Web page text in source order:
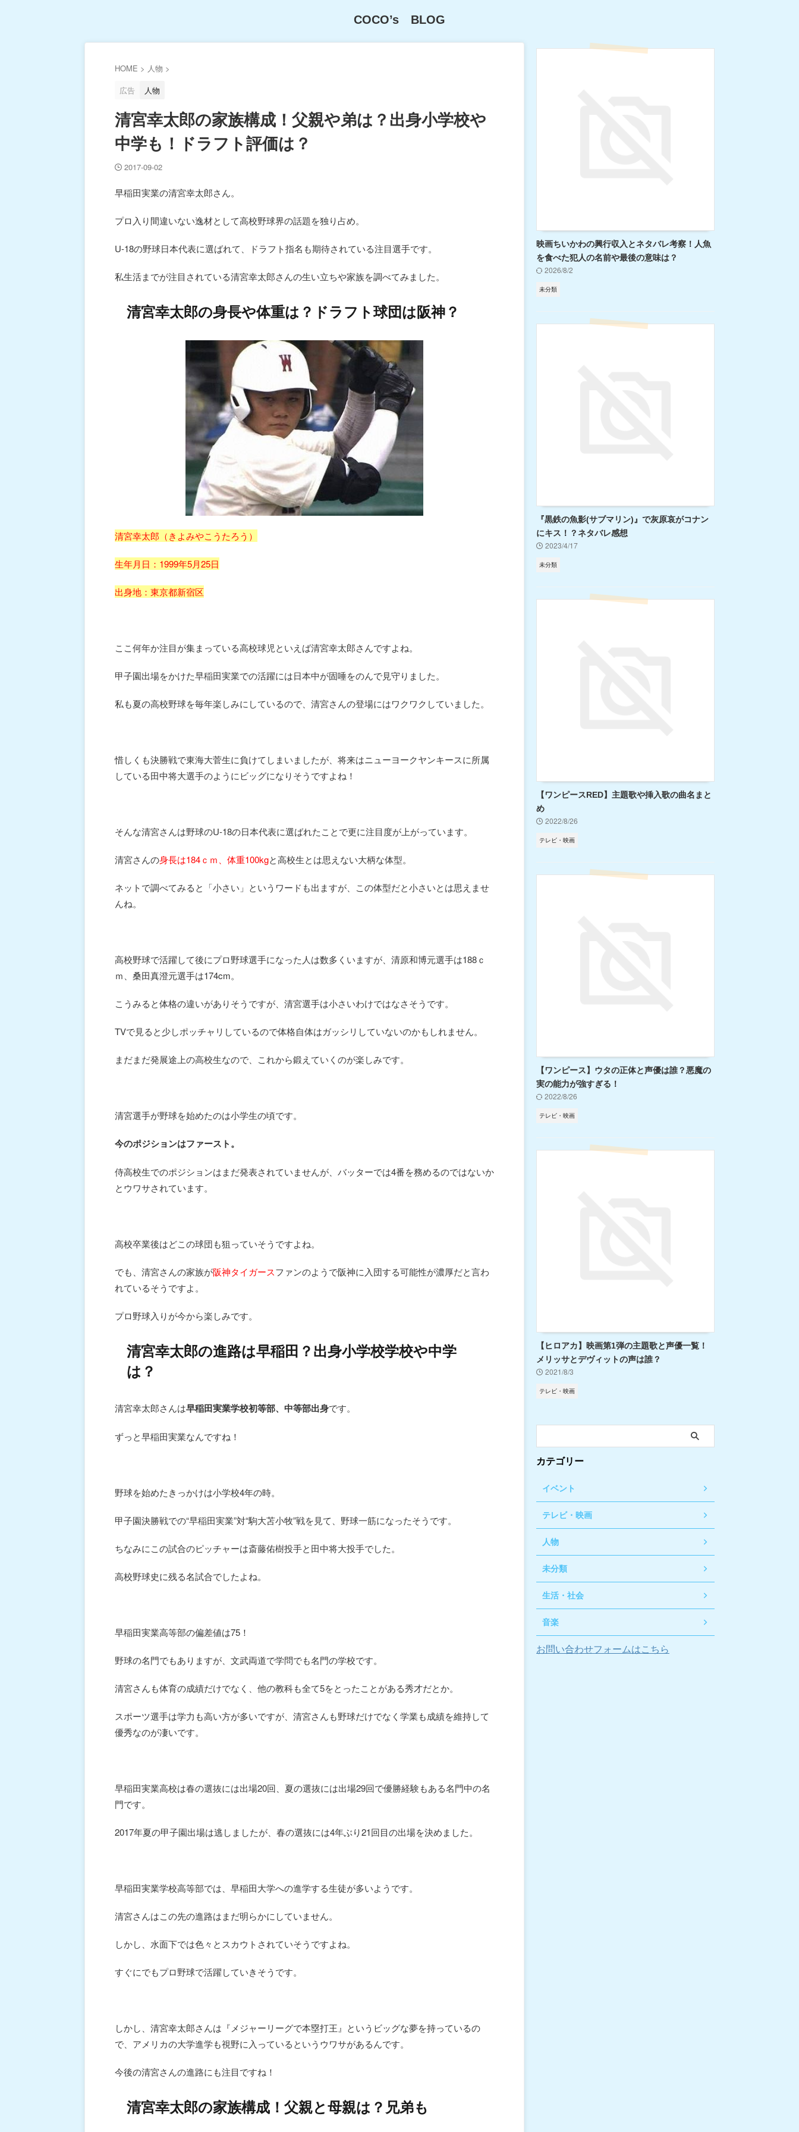
COCO’s BLOG
HOME > 人物 >
広告
人物
清宮幸太郎の家族構成！父親や弟は？出身小学校や
中学も！ドラフト評価は？
2017-09-02
早稲田実業の清宮幸太郎さん。
プロ入り間違いない逸材として高校野球界の話題を独り占め。
U-18の野球日本代表に選ばれて、ドラフト指名も期待されている注目選手です。
私生活までが注目されている清宮幸太郎さんの生い立ちや家族を調べてみました。
清宮幸太郎の身長や体重は？ドラフト球団は阪神？
清宮幸太郎（きよみやこうたろう）
生年月日：1999年5月25日
出身地：東京都新宿区
ここ何年か注目が集まっている高校球児といえば清宮幸太郎さんですよね。
甲子園出場をかけた早稲田実業での活躍には日本中が固唾をのんで見守りました。
私も夏の高校野球を毎年楽しみにしているので、清宮さんの登場にはワクワクしていました。
惜しくも決勝戦で東海大菅生に負けてしまいましたが、将来はニューヨークヤンキースに所属
している田中将大選手のようにビッグになりそうですよね！
そんな清宮さんは野球のU-18の日本代表に選ばれたことで更に注目度が上がっています。
清宮さんの身長は184ｃｍ、体重100kgと高校生とは思えない大柄な体型。
ネットで調べてみると「小さい」というワードも出ますが、この体型だと小さいとは思えませ
んね。
高校野球で活躍して後にプロ野球選手になった人は数多くいますが、清原和博元選手は188ｃ
ｍ、桑田真澄元選手は174cm。
こうみると体格の違いがありそうですが、清宮選手は小さいわけではなさそうです。
TVで見ると少しポッチャリしているので体格自体はガッシリしていないのかもしれません。
まだまだ発展途上の高校生なので、これから鍛えていくのが楽しみです。
清宮選手が野球を始めたのは小学生の頃です。
今のポジションはファースト。
侍高校生でのポジションはまだ発表されていませんが、バッターでは4番を務めるのではないか
とウワサされています。
高校卒業後はどこの球団も狙っていそうですよね。
でも、清宮さんの家族が阪神タイガースファンのようで阪神に入団する可能性が濃厚だと言わ
れているそうですよ。
プロ野球入りが今から楽しみです。
清宮幸太郎の進路は早稲田？出身小学校学校や中学
は？
清宮幸太郎さんは早稲田実業学校初等部、中等部出身です。
ずっと早稲田実業なんですね！
野球を始めたきっかけは小学校4年の時。
甲子園決勝戦での“早稲田実業”対“駒大苫小牧”戦を見て、野球一筋になったそうです。
ちなみにこの試合のピッチャーは斎藤佑樹投手と田中将大投手でした。
高校野球史に残る名試合でしたよね。
早稲田実業高等部の偏差値は75！
野球の名門でもありますが、文武両道で学問でも名門の学校です。
清宮さんも体育の成績だけでなく、他の教科も全て5をとったことがある秀才だとか。
スポーツ選手は学力も高い方が多いですが、清宮さんも野球だけでなく学業も成績を維持して
優秀なのが凄いです。
早稲田実業高校は春の選抜には出場20回、夏の選抜には出場29回で優勝経験もある名門中の名
門です。
2017年夏の甲子園出場は逃しましたが、春の選抜には4年ぶり21回目の出場を決めました。
早稲田実業学校高等部では、早稲田大学への進学する生徒が多いようです。
清宮さんはこの先の進路はまだ明らかにしていません。
しかし、水面下では色々とスカウトされていそうですよね。
すぐにでもプロ野球で活躍していきそうです。
しかし、清宮幸太郎さんは『メジャーリーグで本塁打王』というビッグな夢を持っているの
で、アメリカの大学進学も視野に入っているというウワサがあるんです。
今後の清宮さんの進路にも注目ですね！
清宮幸太郎の家族構成！父親と母親は？兄弟も
映画ちいかわの興行収入とネタバレ考察！人魚
を食べた犯人の名前や最後の意味は？
2026/8/2
未分類
『黒鉄の魚影(サブマリン)』で灰原哀がコナン
にキス！？ネタバレ感想
2023/4/17
未分類
【ワンピースRED】主題歌や挿入歌の曲名まと
め
2022/8/26
テレビ・映画
【ワンピース】ウタの正体と声優は誰？悪魔の
実の能力が強すぎる！
2022/8/26
テレビ・映画
【ヒロアカ】映画第1弾の主題歌と声優一覧！
メリッサとデヴィットの声は誰？
2021/8/3
テレビ・映画
カテゴリー
イベント
テレビ・映画
人物
未分類
生活・社会
音楽
お問い合わせフォームはこちら